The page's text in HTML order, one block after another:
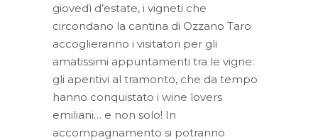
giovedì d’estate, i vigneti che
circondano la cantina di Ozzano Taro
accoglieranno i visitatori per gli
amatissimi appuntamenti tra le vigne:
gli aperitivi al tramonto, che da tempo
hanno conquistato i wine lovers
emiliani… e non solo! In
accompagnamento si potranno